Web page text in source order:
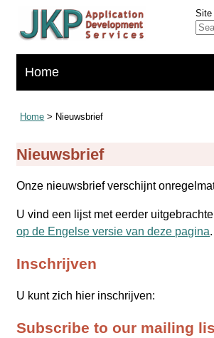
Site
Home
Home > Nieuwsbrief
Nieuwsbrief
Onze nieuwsbrief verschijnt
U vind een lijst met eerder
op de Engelse versie van deze pagina.
Inschrijven
U kunt zich hier inschrijven:
Subscribe to our mailing